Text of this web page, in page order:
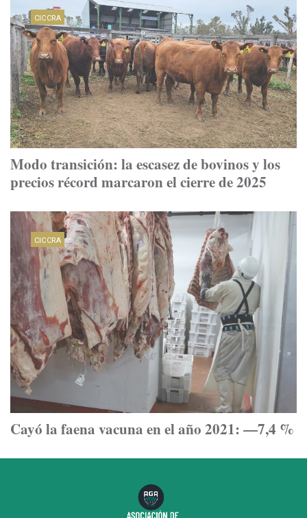
CICCRA
Modo transición: la escasez de bovinos y los
precios récord marcaron el cierre de 2025
CICCRA
Cayó la faena vacuna en el año 2021: —7,4 %